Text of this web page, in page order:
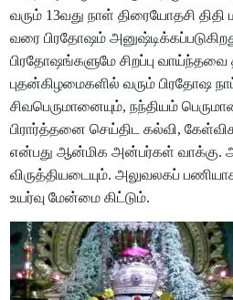
வரும் 13வது நாள் திரையோதசி
வரை பிரதோஷம்
பிரதோஷங்களுமே சிறப்பு
புதன்கிழமைகளில் வரும் பிரதோஷ
சிவபெருமானையும், நந்தியம்
பிரார்த்தனை செய்திட கல்வி,
என்பது ஆன்மிக அன்பர்கள் வாக்கு.
விருத்தியடையும். அலுவலகப்
உயர்வு மேன்மை கிட்டும்.